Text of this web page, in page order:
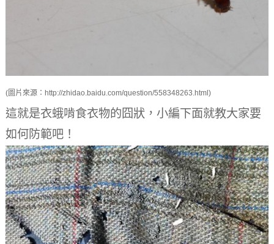
(圖片來源：http://zhidao.baidu.com/question/558348263.html)
這就是衣蛾啃食衣物的囧狀，小編下面就教大家要
如何防範吧！